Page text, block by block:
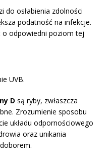
do osłabienia zdolności
podatność na infekcje.
o odpowiedni poziom tej
UVB.
D są ryby, zwłaszcza
Zrozumienie sposobu
układu odpornościowego
oraz unikania